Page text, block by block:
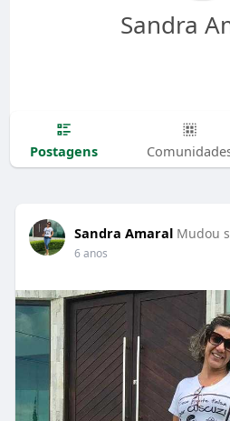
Sandra
Postagens
Sandra Amaral Mudou
6 anos